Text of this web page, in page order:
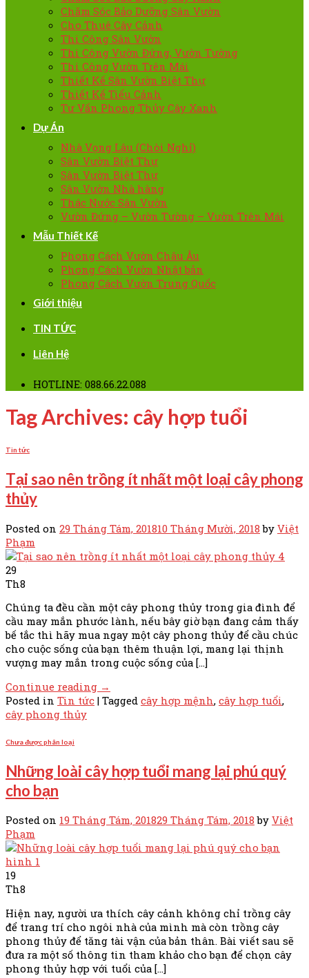
Chăm Sóc Bảo Dưỡng Sân Vườn
Cho Thuê Cây Cảnh
Thi Công Sân Vườn
Thi Công Vườn Đứng, Vườn Tường
Thi Công Vườn Trên Mái
Thiết Kế Sân Vườn Biệt Thự
Thiết Kế Tiểu Cảnh
Tư Vấn Phong Thủy Cây Xanh
Dự Án
Nhà Vọng Lâu (Chòi Nghỉ)
Sân Vườn Biệt Thự
Sân Vườn Biệt Thự
Sân Vườn Nhà hàng
Thác Nước Sân Vườn
Vườn Đứng – Vườn Tường – Vườn Trên Mái
Mẫu Thiết Kế
Phong Cách Vườn Châu Âu
Phong Cách Vườn Nhật bản
Phong Cách Vườn Trung Quốc
Giới thiệu
TIN TỨC
Liên Hệ
HOTLINE: 088.66.22.088
Tag Archives: cây hợp tuổi
Tin tức
Tại sao nên trồng ít nhất một loại cây phong
thủy
Posted on 29 Tháng Tám, 201810 Tháng Mười, 2018 by Việt
Phạm
29
Th8
Chúng ta đều cần một cây phong thủy trong gia đình để
cầu may mắn phước lành, nếu bây giờ bạn đang cảm thấy
bế tắc thì hãy mua ngay một cây phong thủy để cầu chúc
cho cuộc sống của bạn thêm thuận lợi, mang lại thịnh
vượng may mắn trong cuộc sống của […]
Continue reading →
Posted in Tin tức | Tagged cây hợp mệnh, cây hợp tuổi,
cây phong thủy
Chưa được phân loại
Những loài cây hợp tuổi mang lại phú quý
cho bạn
Posted on 19 Tháng Tám, 201829 Tháng Tám, 2018 by Việt
Phạm
19
Th8
Hiện nay, người ưa thích cây cảnh không chỉ trồng cây
để trang trí cho ngôi nhà của mình mà còn trồng cây
phong thủy để tăng tài vận của bản thân. Bài viết sau sẽ
đưa ra một số thông tin tham khảo cho bạn để chọn cây
phong thủy hợp với tuổi của […]